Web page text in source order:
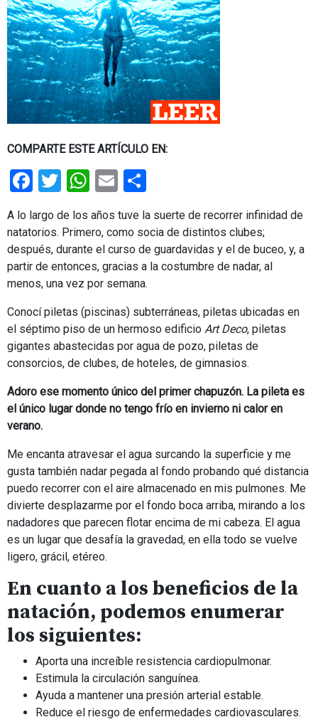
COMPARTE ESTE ARTÍCULO EN:
Facebook
Twitter
WhatsApp
Email
A lo largo de los años tuve la suerte de recorrer infinidad de
natatorios. Primero, como socia de distintos clubes;
después, durante el curso de guardavidas y el de buceo, y, a
partir de entonces, gracias a la costumbre de nadar, al
menos, una vez por semana.
Conocí piletas (piscinas) subterráneas, piletas ubicadas en
el séptimo piso de un hermoso edificio Art Deco, piletas
gigantes abastecidas por agua de pozo, piletas de
consorcios, de clubes, de hoteles, de gimnasios.
Adoro ese momento único del primer chapuzón. La pileta es
el único lugar donde no tengo frío en invierno ni calor en
verano.
Me encanta atravesar el agua surcando la superficie y me
gusta también nadar pegada al fondo probando qué distancia
puedo recorrer con el aire almacenado en mis pulmones. Me
divierte desplazarme por el fondo boca arriba, mirando a los
nadadores que parecen flotar encima de mi cabeza. El agua
es un lugar que desafía la gravedad, en ella todo se vuelve
ligero, grácil, etéreo.
En cuanto a los beneficios de la
natación, podemos enumerar
los siguientes:
Aporta una increíble resistencia cardiopulmonar.
Estimula la circulación sanguínea.
Ayuda a mantener una presión arterial estable.
Reduce el riesgo de enfermedades cardiovasculares.